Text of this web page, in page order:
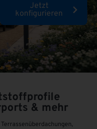
Jetzt
konfigurieren
& mehr